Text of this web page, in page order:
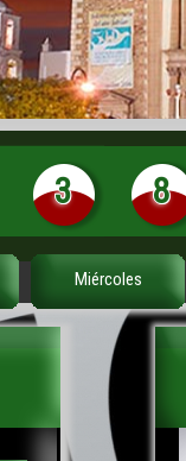
3 8
Miércoles